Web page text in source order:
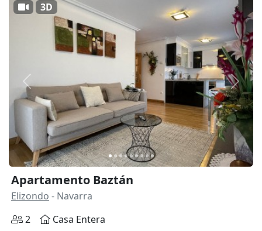
Anterior
3D
Apartamento Baztán
Elizondo - Navarra
2
Casa Entera